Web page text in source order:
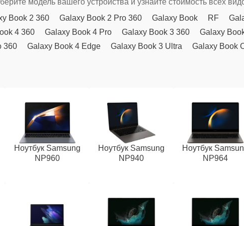
модель вашего устройства и узнайте стоимость всех
Book 2 360 Galaxy Book 2 Pro 360 Galaxy Book RF
4 360 Galaxy Book 4 Pro Galaxy Book 3 360
Galaxy
360 Galaxy Book 4 Edge Galaxy Book 3 Ultra
Galaxy Book
Ноутбук Samsung
NP960
Ноутбук Samsung
NP940
Ноутбук
NP964